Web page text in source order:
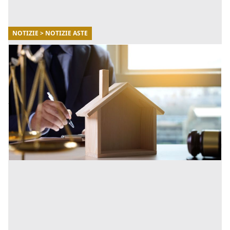
NOTIZIE > NOTIZIE ASTE
02/04/2026
Comprare una casa all’asta occupata:
conviene davvero?
Comprendere la natura dell’occupazione è
fondamentale per valutare correttamente
l’investimento e pianificare i tempi di utilizzo
dell’immobile. [...]